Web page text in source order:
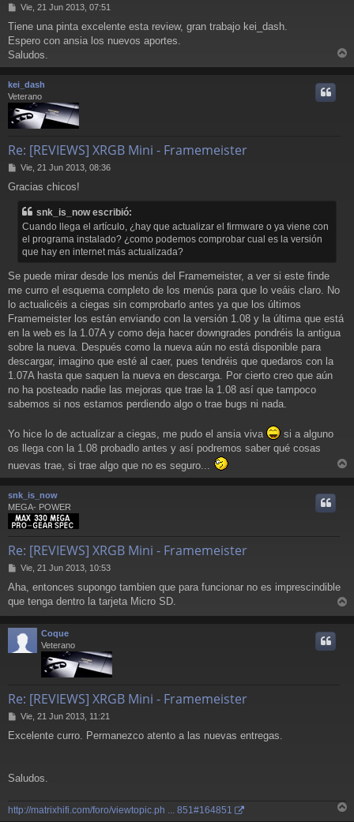
M
n
s
a
j
Vie, 21 Jun 2013, 07:51
Tiene una pinta excelente esta review, gran trabajo kei_dash.
Espero con ansia los nuevos aportes.
Saludos.
r
kei_dash
Veterano
Re: [REVIEWS] XRGB Mini - Framemeister
M
n
Vie, 21 Jun 2013, 08:36
Gracias chicos!
snk_is_now escribió:
Cuando llega el artículo, ¿hay que actualizar el firmware o ya viene con
el programa instalado? ¿como podemos comprobar cual es la versión
que hay en internet más actualizada?
Se puede mirar desde los menús del Framemeister, a ver si este finde
me curro el esquema completo de los menús para que lo veáis claro. No
lo actualicéis a ciegas sin comprobarlo antes ya que los últimos
Framemeister los están enviando con la versión 1.08 y la última que está
en la web es la 1.07A y como deja hacer downgrades pondréis la antigua
sobre la nueva. Después como la nueva aún no está disponible para
descargar, imagino que esté al caer, pues tendréis que quedaros con la
1.07A hasta que saquen la nueva en descarga. Por cierto creo que aún
no ha posteado nadie las mejoras que trae la 1.08 así que tampoco
sabemos si nos estamos perdiendo algo o trae bugs ni nada.
Yo hice lo de actualizar a ciegas, me pudo el ansia viva
si a alguno
os llega con la 1.08 probadlo antes y así podremos saber qué cosas
nuevas trae, si trae algo que no es seguro...
r
snk_is_now
MEGA- POWER
Re: [REVIEWS] XRGB Mini - Framemeister
M
n
s
a
j
e
Vie, 21 Jun 2013, 10:53
Aha, entonces supongo tambien que para funcionar no es imprescindible
que tenga dentro la tarjeta Micro SD.
r
Coque
Veterano
Re: [REVIEWS] XRGB Mini - Framemeister
M
n
j
Vie, 21 Jun 2013, 11:21
Excelente curro. Permanezco atento a las nuevas entregas.
Saludos.
http://matrixhifi.com/foro/viewtopic.ph ... 851#164851
r